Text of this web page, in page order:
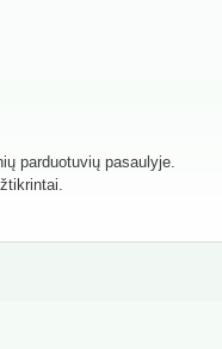
parduotuvių pasaulyje.